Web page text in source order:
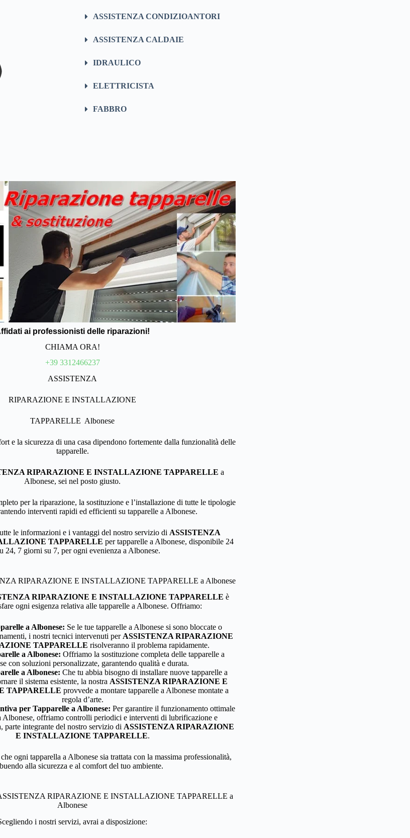
ASSISTENZA CONDIZIOANTORI
ASSISTENZA CALDAIE
IDRAULICO
ELETTRICISTA
FABBRO
ai professionisti delle riparazioni!
CHIAMA ORA!
+39 3312466237
ASSISTENZA
RIPARAZIONE E INSTALLAZIONE
TAPPARELLE Albonese
e la sicurezza di una casa dipendono fortemente dalla funzionalità delle
tapparelle.
RIPARAZIONE E INSTALLAZIONE TAPPARELLE a
Albonese, sei nel posto giusto.
per la riparazione, la sostituzione e l’installazione di tutte le tipologie
interventi rapidi ed efficienti su tapparelle a Albonese.
le informazioni e i vantaggi del nostro servizio di ASSISTENZA
TAPPARELLE per tapparelle a Albonese, disponibile 24
24, 7 giorni su 7, per ogni evenienza a Albonese.
RIPARAZIONE E INSTALLAZIONE TAPPARELLE a Albonese
RIPARAZIONE E INSTALLAZIONE TAPPARELLE è
ogni esigenza relativa alle tapparelle a Albonese. Offriamo:
a Albonese: Se le tue tapparelle a Albonese si sono bloccate o
i nostri tecnici intervenuti per ASSISTENZA RIPARAZIONE
TAPPARELLE risolveranno il problema rapidamente.
a Albonese: Offriamo la sostituzione completa delle tapparelle a
con soluzioni personalizzate, garantendo qualità e durata.
a Albonese: Che tu abbia bisogno di installare nuove tapparelle a
il sistema esistente, la nostra ASSISTENZA RIPARAZIONE E
TAPPARELLE provvede a montare tapparelle a Albonese montate a
regola d’arte.
per Tapparelle a Albonese: Per garantire il funzionamento ottimale
Albonese, offriamo controlli periodici e interventi di lubrificazione e
parte integrante del nostro servizio di ASSISTENZA RIPARAZIONE
E INSTALLAZIONE TAPPARELLE.
ogni tapparella a Albonese sia trattata con la massima professionalità,
alla sicurezza e al comfort del tuo ambiente.
ASSISTENZA RIPARAZIONE E INSTALLAZIONE TAPPARELLE a
Albonese
i nostri servizi, avrai a disposizione: